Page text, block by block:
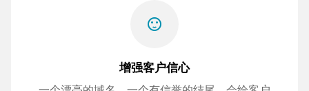
sentiment_satisfied
增强客户信心